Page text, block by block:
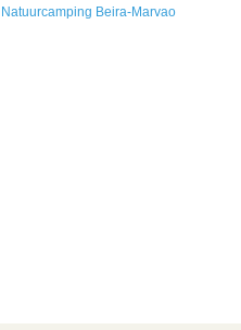
Natuurcamping Beira-Marvao